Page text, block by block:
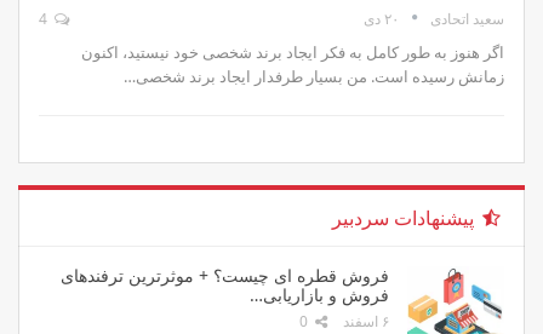
سعید اتحادی ۲۰ دی
اگر هنوز به طور کامل به فکر ایجاد برند شخصی خود نیستید، اکنون
زمانش رسیده است. من بسیار طرفدار ایجاد برند شخصی…
پیشنهادات سردبیر
فروش قطره ای چیست؟ + موثرترین ترفندهای
فروش و بازاریابی…
۶ اسفند